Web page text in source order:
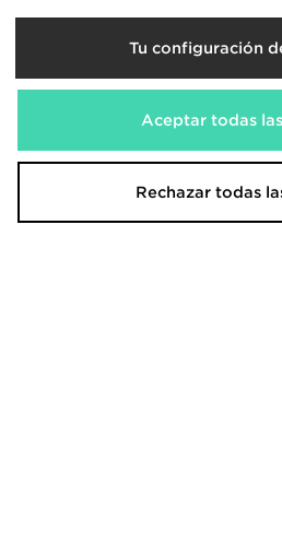
Tu configuración
Aceptar todas
Rechazar todas